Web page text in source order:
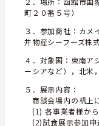
町２０番５号）
３．参加商社：カメ
井物産シーフーズ株
４．対象国：東南ア
ーシアなど），北米
５．展示内容：
商談会場内の机上
(1) 各事業者様か
(2)試食展示参加申